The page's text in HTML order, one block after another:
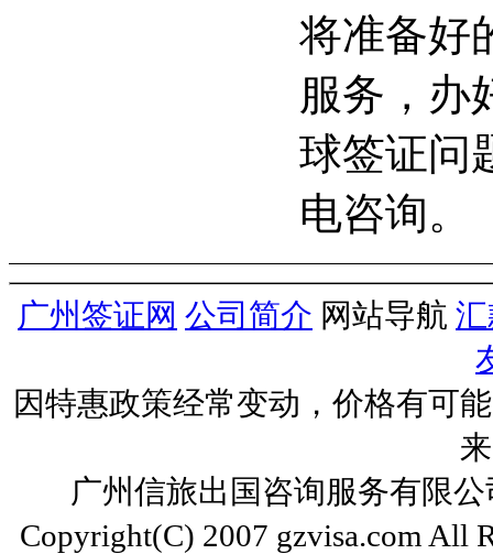
将准备好
服务，办
球签证问
电咨询。
广州签证网 公司简介 网站导航
因特惠政策经常变动，价格有可
广州信旅出国咨询服务有限
Copyright(C) 2007 gzvisa.com All